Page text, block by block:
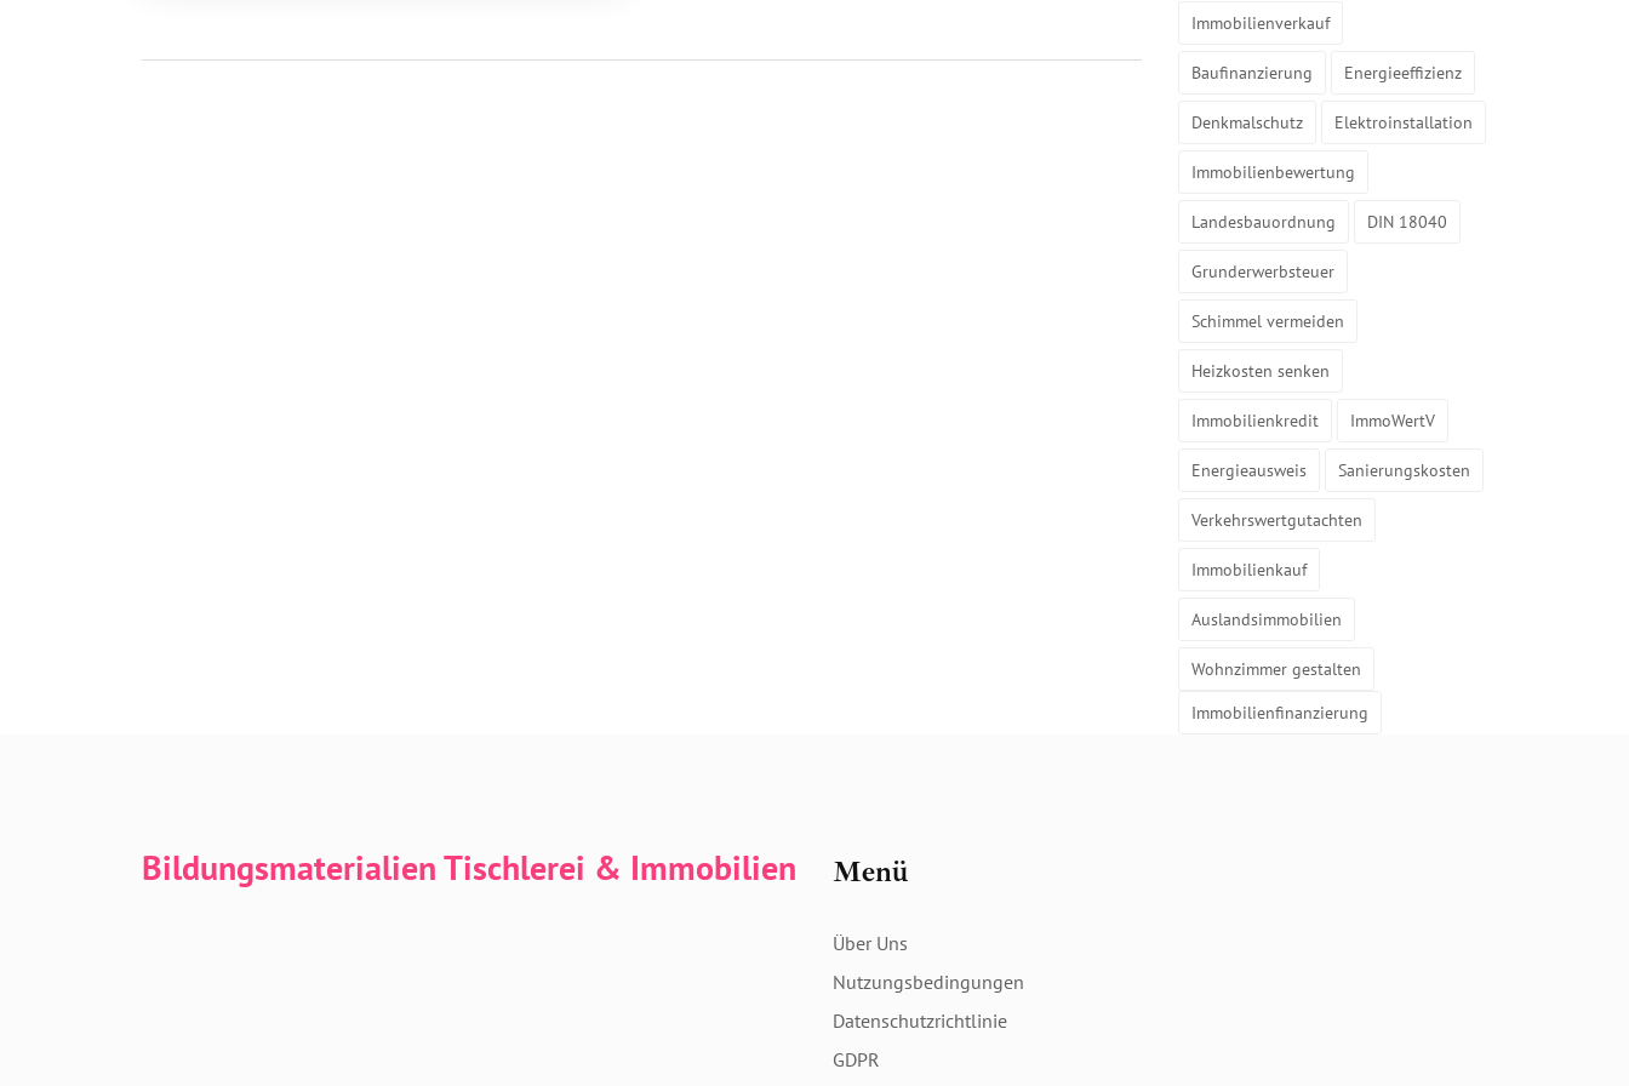
Immobilienverkauf
Baufinanzierung Energieeffizienz
Denkmalschutz Elektroinstallation
Immobilienbewertung
Landesbauordnung DIN 18040
Grunderwerbsteuer
Schimmel vermeiden
Heizkosten senken
Immobilienkredit ImmoWertV
Energieausweis Sanierungskosten
Verkehrswertgutachten
Immobilienkauf
Auslandsimmobilien
Wohnzimmer gestalten
Immobilienfinanzierung
Bildungsmaterialien Tischlerei & Immobilien Menü
Über Uns
Nutzungsbedingungen
Datenschutzrichtlinie
GDPR